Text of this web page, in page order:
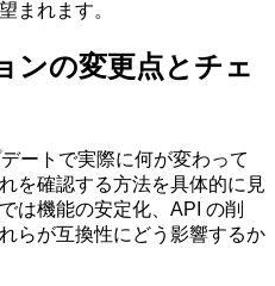
まれます。
ンの変更点とチェ
ートで実際に何が変わって
を確認する方法を具体的に見
は機能の安定化、API の削
らが互換性にどう影響するか